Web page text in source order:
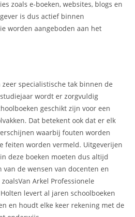
zoals e-boeken, websites, blogs en
is dus actief binnen
worden aangeboden aan het
zeer specialistische tak binnen de
wordt er zorgvuldig
geschikt zijn voor een
Dat betekent ook dat er elk
waarbij fouten worden
feiten worden vermeld. Uitgeverijen
deze boeken moeten dus altijd
van de wensen van docenten en
Arkel Professionele
levert al jaren schoolboeken
en houdt elke keer rekening met de